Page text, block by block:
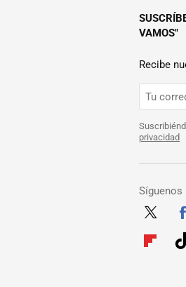
VAMOS"
Recibe
privacidad
Síguenos
Twit